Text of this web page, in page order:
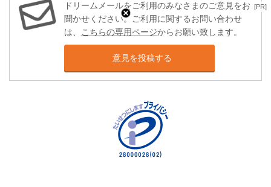
[PR]
ドリームメールをご利用のみなさまのご意見をお
聞かせください。ご利用に関するお問い合わせ
は、
こちらの専用ページからお願い致します。
意見を投稿する